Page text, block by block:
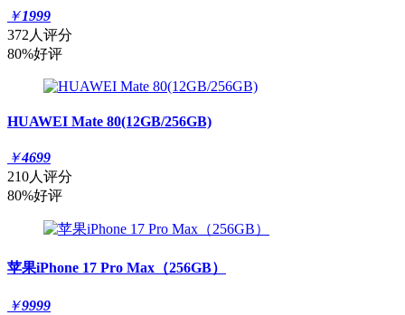
￥1999
372人评分
80%好评
HUAWEI Mate 80(12GB/256GB)
￥4699
210人评分
80%好评
苹果iPhone 17 Pro Max（256GB）
￥9999